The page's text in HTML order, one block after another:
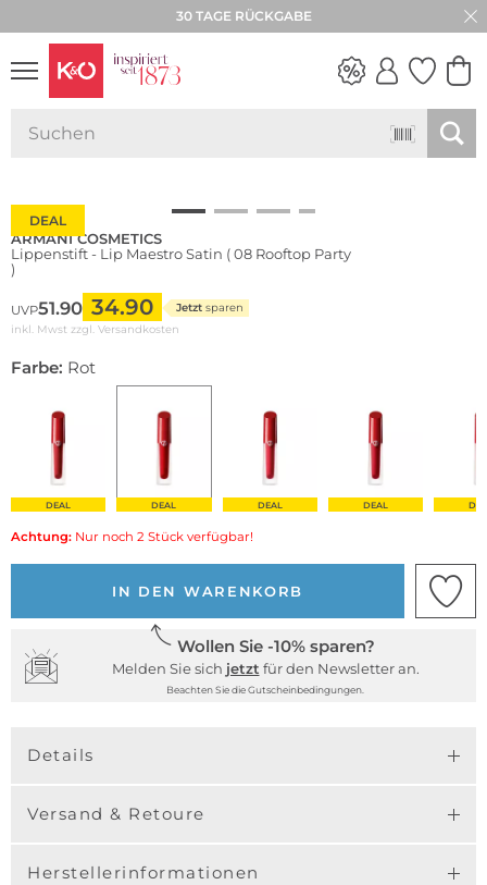
30 TAGE RÜCKGABE
DEAL
ARMANI COSMETICS
Lippenstift - Lip Maestro Satin ( 08 Rooftop Party
)
UVP51.90 34.90 Jetzt sparen
inkl. Mwst zzgl. Versandkosten
Farbe: Rot
DEAL DEAL DEAL DEAL
Achtung: Nur noch 2 Stück verfügbar!
IN DEN WARENKORB
Wollen Sie -10% sparen?
Melden Sie sich jetzt für den Newsletter an.
Beachten Sie die Gutscheinbedingungen.
Details
Versand & Retoure
Herstellerinformationen